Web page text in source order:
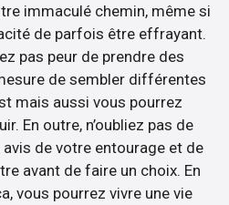
immaculé chemin, même si
de parfois être effrayant.
pas peur de prendre des
de sembler différentes
mais aussi vous pourrez
En outre, n’oubliez pas de
de votre entourage et de
avant de faire un choix. En
vous pourrez vivre une vie